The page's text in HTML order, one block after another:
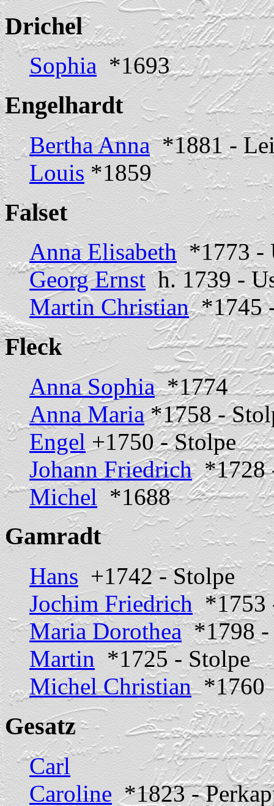
Drichel
Sophia *1693
Engelhardt
Bertha Anna*1881 -
Louis *1859
Falset
Anna Elisabeth*1773 -
Georg Ernst h. 1739 -
Martin Christian*1745 -
Fleck
Anna Sophia*1774
Anna Maria*1758 -
Engel+1750 - Stolpe
Johann Friedrich*1728
Michel*1688
Gamradt
Hans +1742 - Stolpe
Jochim Friedrich*1753
Maria Dorothea*1798 -
Martin *1725 - Stolpe
Michel Christian*1760
Gesatz
Carl
Caroline *1823 -